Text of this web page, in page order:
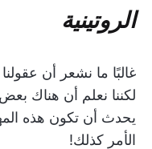
الروتينية
غالبًا ما نشعر أن
لكننا نعلم أن هناك
يحدث أن تكون هذه
الأمر كذلك!